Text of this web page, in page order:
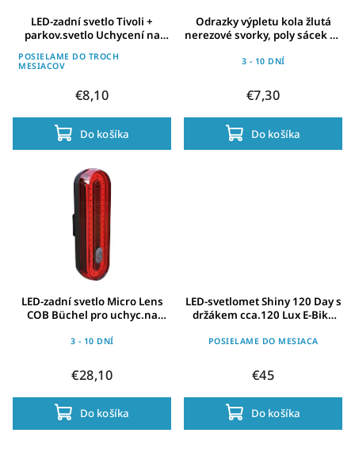
LED-zadní svetlo Tivoli +
parkov.svetlo Uchycení na
POSIELAME DO TROCH
MESIACOV
€8,10
Do košíka
Odrazky výpletu kola žlutá
nerezové svorky, poly sácek 10
3 - 10 DNÍ
€7,30
Do košíka
LED-zadní svetlo Micro Lens
COB Büchel pro uchyc.na
3 - 10 DNÍ
€28,10
Do košíka
LED-svetlomet Shiny 120 Day s
držákem cca.120 Lux E-Bike
POSIELAME DO MESIACA
€45
Do košíka